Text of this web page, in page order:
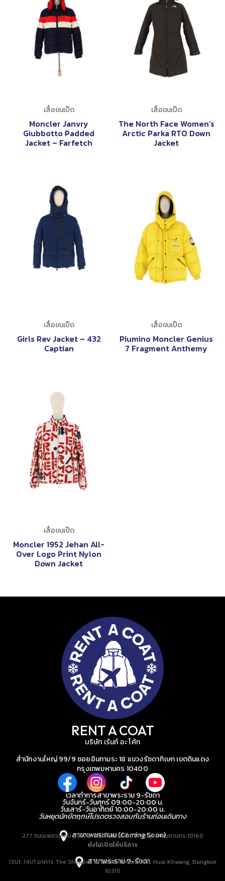
เสื้อขนเป็ด
Moncler Janvry
Giubbotto Padded
Jacket – Farfetch
เสื้อขนเป็ด
The North Face Women’s
Arctic Parka RTO Down
Jacket
เสื้อขนเป็ด
Girls Rev Jacket – 432
Captian
เสื้อขนเป็ด
Piumino Moncler Genius
7 Fragment Anthemy
เสื้อขนเป็ด
Moncler 1952 Jehan All-
Over Logo Print Nylon
Down Jacket
RENT A COAT
บริษัท เร้นท์ อะ โค้ท
สำนักงานใหญ่ 99/9 ซอยอินทามระ 18 แขวงรัชดาภิเษก เขตดินแดง
กรุงเทพมหานคร 10400
เวลาทำการสาขาพระราม 9-รัชดา
วันจันทร์-วันศุกร์ 09:00-20:00 น.
วันเสาร์-วันอาทิตย์ 10:00-20:00 น.
วันหยุดนักขัตฤกษ์โปรดตรวจสอบกับร้านก่อนเดินทาง
สาขาเพชรเกษม (Coming Soon)
277 ถนนเพชรเกษม แขวงบางหว้า เขตภาษีเจริญ กรุงเทพมหานคร 10160
ยังไม่เปิดให้บริการ
สาขาพระราม 9-รัชดา
131/1, 141/1 อาคาร The Shoppes at Belle, Rama IX Rd, Huai Khwang, Bangkok
10310